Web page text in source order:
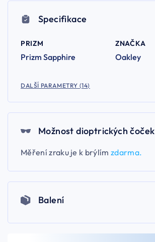
Specifikace
PRIZM
Prizm Sapphire
ZNAČKA
Oakley
DALŠÍ PARAMETRY (14)
Možnost dioptrických čoček
Měření zraku je k brýlím zdarma.
Balení